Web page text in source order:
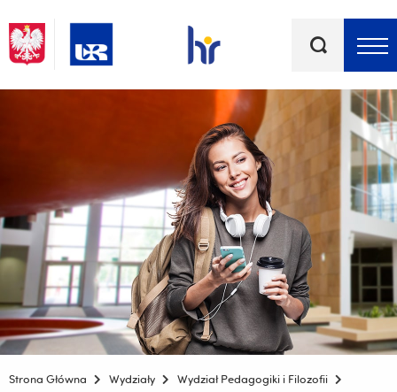
kluczowe
Strona Główna Wydziały
Wydział Pedagogiki i Filozofii